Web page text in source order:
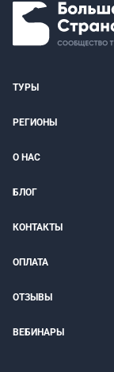
ТУРЫ
РЕГИОНЫ
О НАС
БЛОГ
КОНТАКТЫ
ОПЛАТА
ОТЗЫВЫ
ВЕБИНАРЫ